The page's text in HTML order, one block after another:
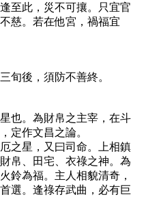
至此，災不可攘。只宜官
慈。若在他宮，禍福宜
旬後，須防不善終。
也。為財帛之主宰，在斗
定作文昌之論。
之星，又曰司命。上相鎮
帛、田宅、衣祿之神。為
鈴為福。主人相貌清奇，
選。逢祿存武曲，必有巨